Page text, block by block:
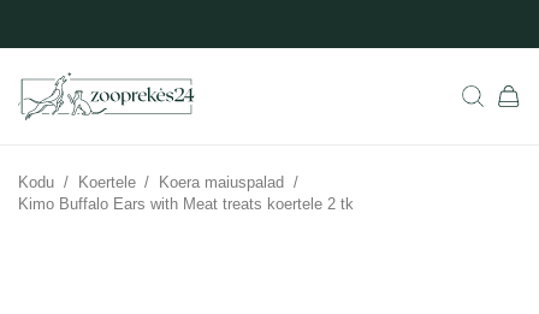
Kodu / Koertele / Koera maiuspalad /
Kimo Buffalo Ears with Meat treats koertele 2 tk